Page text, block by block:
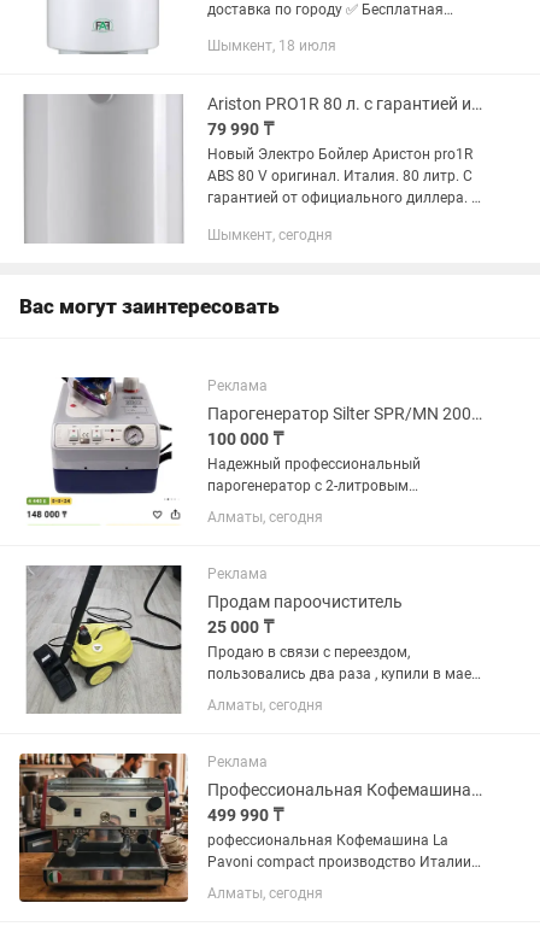
доставка по городу ✅ Бесплатная
Подключение к сети 220В 💧 Быстрый
Шымкент, 18 июля
Ariston PRO1R 80 л. с гарантией и доставкой
79 990 ₸
Новый Электро Бойлер Аристон pro1R
ABS 80 V оригинал. Италия. 80 литр. С
гарантией от официального диллера. И
Шымкент. В течении часа. (Есть
Шымкент, сегодня
Вас могут заинтересовать
Реклама
Парогенератор Silter SPR/MN 2002 синий
100 000 ₸
Надежный профессиональный
парогенератор с 2-литровым
бойлером, обеспечивающий мощную
подачу сухого пара (2.5 бар) и
ручкой. Он отлично подходит для
домашнего...
Алматы, сегодня
Реклама
Продам пароочиститель
25 000 ₸
Продаю в связи с переездом,
пользовались два раза , купили в мае
этого года Пароочиститель ускоряет
процесс очистки и делает его проще. В
которые помогут очистить самые...
Алматы, сегодня
Реклама
Профессиональная Кофемашина La Pavoni
499 990 ₸
рофессиональная Кофемашина La
Pavoni compact производство Италии,
состояние хорошее на холдеры новые
прокладки, всё в рабочем состоянии.
Алматы, сегодня